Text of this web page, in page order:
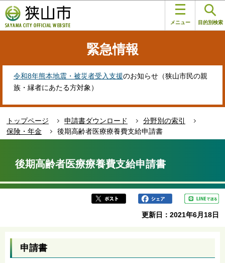
の
ペ
す
メニュー 目的別検索
緊急情報
令和8年熊本地震・被災者受入支援のお知らせ（狭山市民の親
族・縁者にあたる方対象）
トップページ 申請書ダウンロード
分野別の索引
保険・年金
後期高齢者医療療養費支給申請書
か
後期高齢者医療療養費支給申請書
更新日：2021年6月18日
申請書